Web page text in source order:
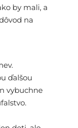
by mali, a
na
ďalšou
vybuchne